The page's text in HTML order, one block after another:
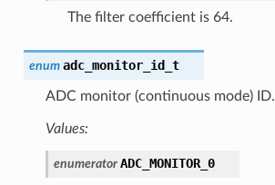
The filter coefficient is 64.
enum adc_monitor_id_t
ADC monitor (continuous mode) ID.
Values:
enumerator ADC_MONITOR_0